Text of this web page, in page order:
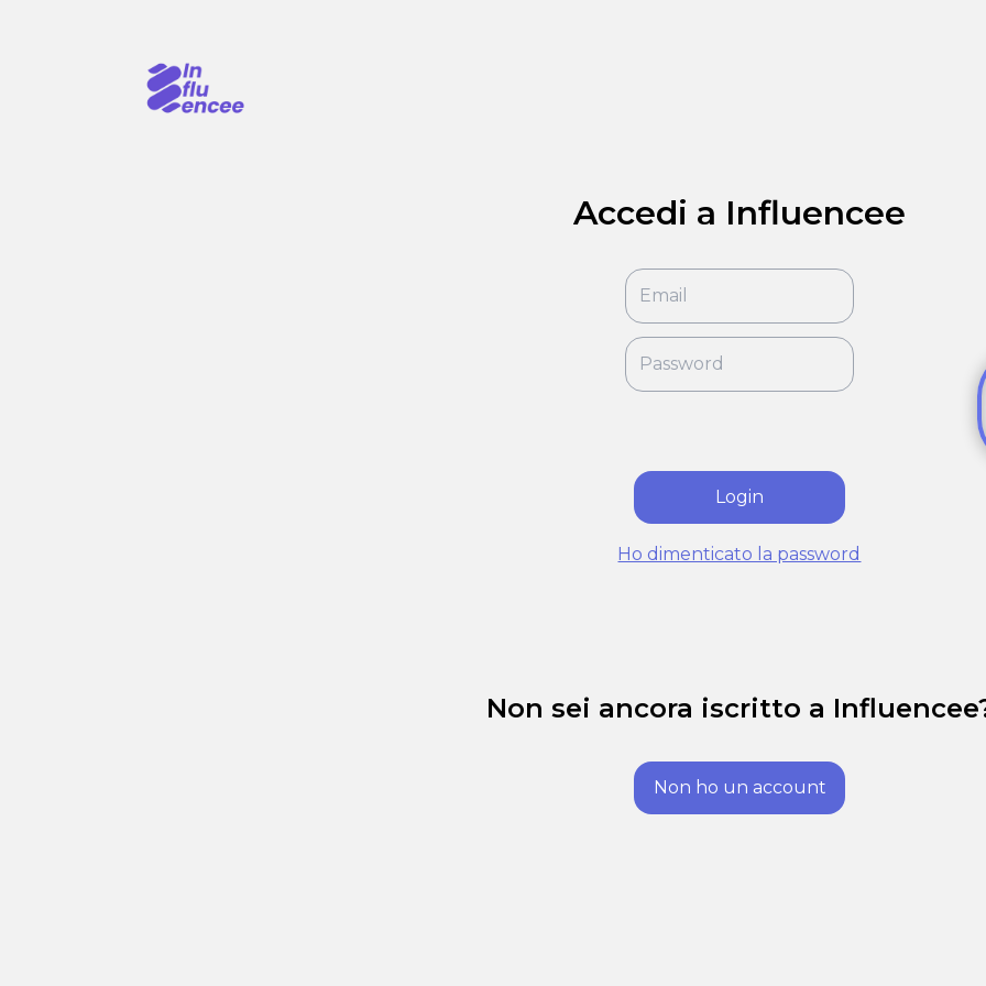
Accedi a Influencee
Login
Ho dimenticato la password
Non sei ancora iscritto a
Non ho un account